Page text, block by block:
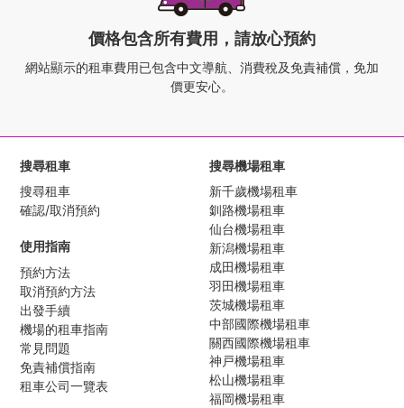
價格包含所有費用，請放心預約
網站顯示的租車費用已包含中文導航、 消費稅及免責補償，免加
價更安心。
搜尋租車
搜尋租車
確認/取消預約
使用指南
預約方法
取消預約方法
出發手續
機場的租車指南
常見問題
免責補償指南
租車公司一覽表
搜尋機場租車
新千歲機場租車
釧路機場租車
仙台機場租車
新潟機場租車
成田機場租車
羽田機場租車
茨城機場租車
中部國際機場租車
關西國際機場租車
神戸機場租車
松山機場租車
福岡機場租車